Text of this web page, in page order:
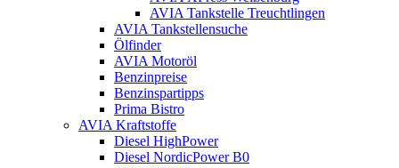
AVIA Tankstelle Treuchtlingen
AVIA Tankstellensuche
Ölfinder
AVIA Motoröl
Benzinpreise
Benzinspartipps
Prima Bistro
AVIA Kraftstoffe
Diesel HighPower
Diesel NordicPower B0